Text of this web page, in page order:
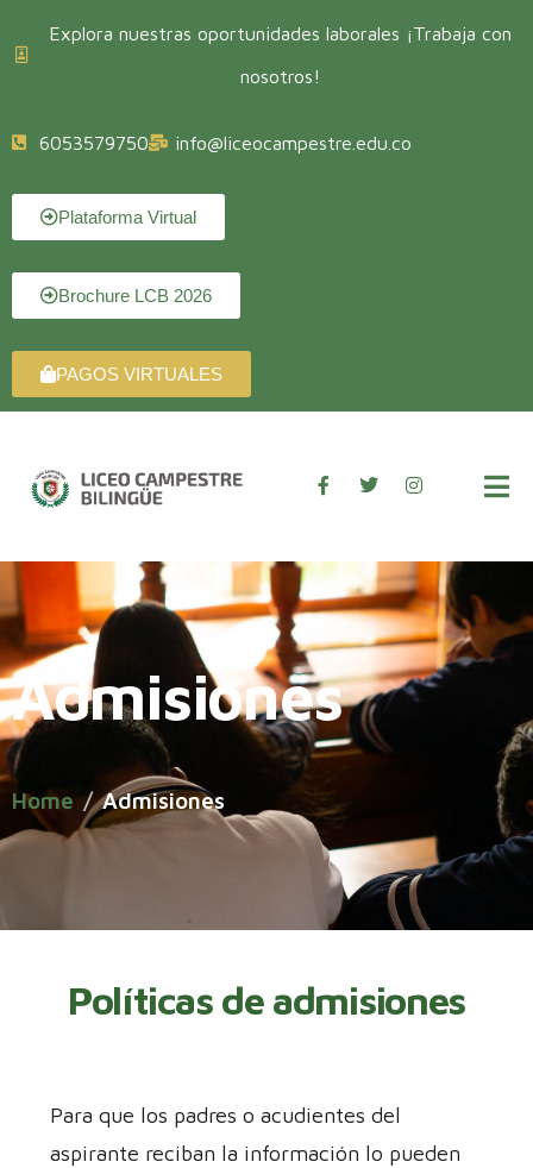
Explora nuestras oportunidades laborales ¡Trabaja con
nosotros!
6053579750 info@liceocampestre.edu.co
Plataforma Virtual
Brochure LCB 2026
PAGOS VIRTUALES
Admisiones
Home Admisiones
Políticas de admisiones
Para que los padres o acudientes del
aspirante reciban la información lo pueden